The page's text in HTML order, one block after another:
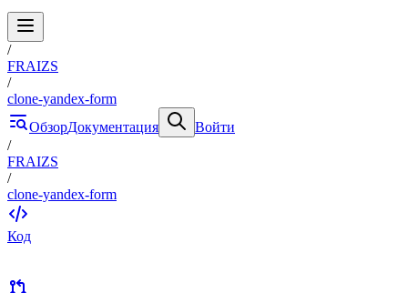
/
FRAIZS
/
clone-yandex-form
ОбзорДокументация
Войти
/
FRAIZS
/
clone-yandex-form
Код